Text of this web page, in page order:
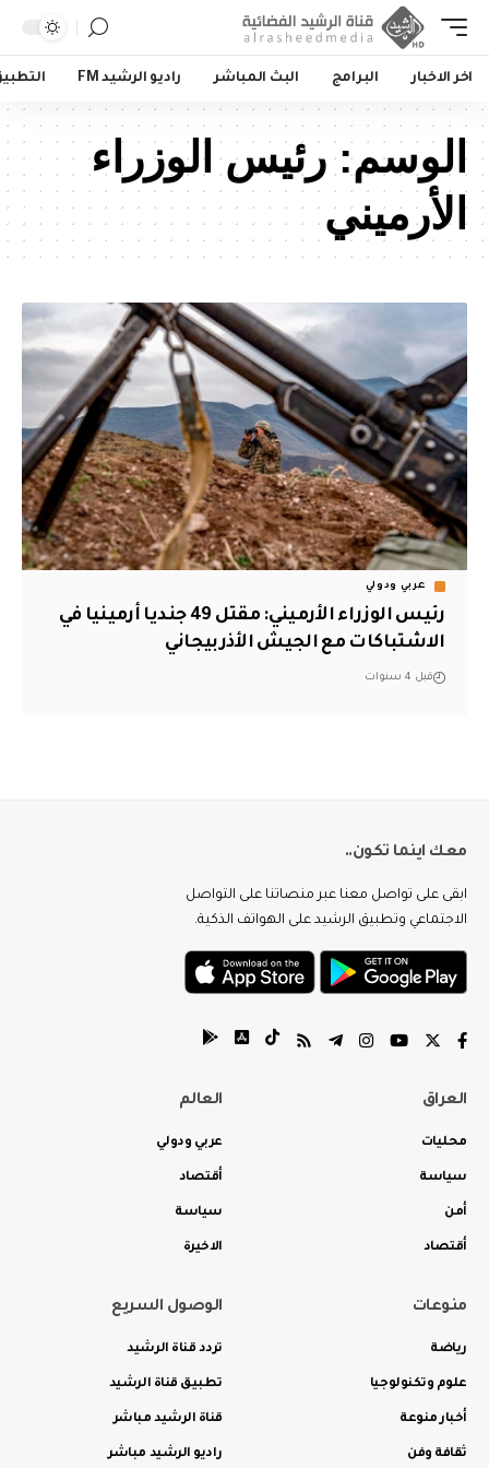
اخر الاخبار البرامج البث المباشر راديو الرشيد FM
الوسم:رئيس الوزراء
الأرميني
عربي ودولي
رئيس الوزراء الأرميني: مقتل 49 جنديا أرمينيا في
الاشتباكات مع الجيش الأذربيجاني
قبل 4 سنوات
معك اينما تكون..
ابقى على تواصل معنا عبر منصاتنا على التواصل
الاجتماعي وتطبيق الرشيد على الهواتف الذكية.
العراق
محليات
سياسة
أمن
أقتصاد
العالم
عربي ودولي
أقتصاد
سياسة
الاخيرة
منوعات
رياضة
علوم وتكنولوجيا
أخبار منوعة
ثقافة وفن
الوصول السريع
تردد قناة الرشيد
تطبيق قناة الرشيد
قناة الرشيد مباشر
راديو الرشيد مباشر